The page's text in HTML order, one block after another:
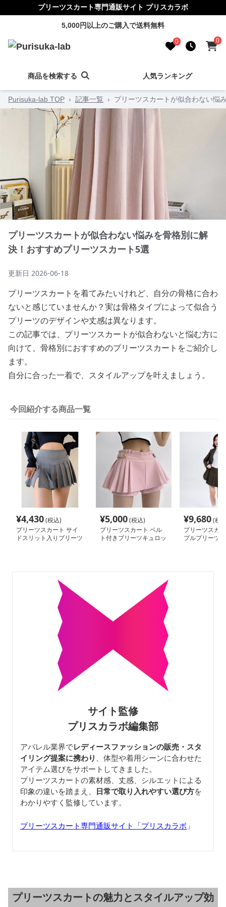
プリーツスカート専門通販サイト プリスカラボ
5,000円以上のご購入で送料無料
0 0
商品を検索する 人気ランキング
Purisuka-lab TOP › 記事一覧 › プリーツスカートが似合わない悩
プリーツスカートが似合わない悩みを骨格別に解
決！おすすめプリーツスカート5選
更新日 2026-06-18
プリーツスカートを着てみたいけれど、自分の骨格に合わ
ないと感じていませんか？実は骨格タイプによって似合う
プリーツのデザインや丈感は異なります。
この記事では、プリーツスカートが似合わないと悩む方に
向けて、骨格別におすすめのプリーツスカートをご紹介し
ます。
自分に合った一着で、スタイルアップを叶えましょう。
今回紹介する商品一覧
¥4,430(税込)
プリーツスカート サイ
ドスリット入りプリーツ
¥5,000(税込)
プリーツスカート ベル
ト付きプリーツキュロッ
¥9,680(税
プリーツスカ
プルプリーツ
サイト監修
プリスカラボ編集部
アパレル業界でレディースファッションの販売・スタ
イリング提案に携わり
、体型や着用シーンに合わせた
アイテム選びをサポートしてきました。
プリーツスカートの素材感、丈感、シルエットによる
印象の違いを踏まえ、 日常で取り入れやすい選び方を
わかりやすく監修しています。
プリーツスカート専門通販サイト「プリスカラボ 」
プリーツスカートの魅力とスタイルアップ効